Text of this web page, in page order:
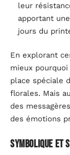
leur
apportant
jours du
En explorant
mieux
place spéciale
florales. Mais
des
des émotions
Symbolique et